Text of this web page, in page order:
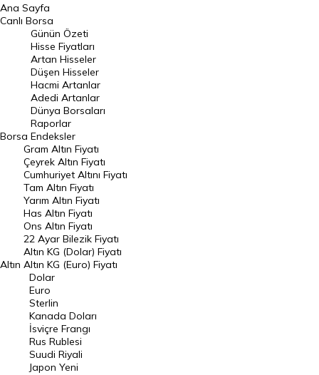
BIST 100 Hisseleri
En Çok Artan Hisseler
En Çok Düşen Hisseler
Hacmi Artanlar
Geçmiş Kapanışlar
Dünya Borsaları
Raporlar
Endeksler
DÖVİZ
Döviz Kuru
Dolar Kuru
Euro Kuru
Pound Kuru
Frank Kuru
Riyal Kuru
Avustralya Doları
Ana Sayfa
Canlı Borsa
Borsa
Günün Özeti
Hisse Fiyatları
Artan Hisseler
Düşen Hisseler
Hacmi Artanlar
Adedi Artanlar
Dünya Borsaları
Raporlar
Endeksler
Altın
Gram Altın Fiyatı
Çeyrek Altın Fiyatı
Cumhuriyet Altını Fiyatı
Tam Altın Fiyatı
Yarım Altın Fiyatı
Has Altın Fiyatı
Ons Altın Fiyatı
22 Ayar Bilezik Fiyatı
Altın KG (Dolar) Fiyatı
Altın KG (Euro) Fiyatı
Dolar
Euro
Sterlin
Kanada Doları
İsviçre Frangı
Rus Rublesi
Suudi Riyali
Japon Yeni